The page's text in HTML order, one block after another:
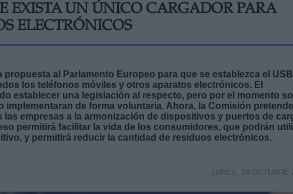
EXISTA UN ÚNICO CARGADOR PARA
ELECTRÓNICOS
al Parlamento Europeo para que se establezca el
los teléfonos móviles y otros aparatos electrónicos. El
establecer una legislación al respecto, pero por el momento
implementaran de forma voluntaria. Ahora, la Comisión pretende
empresas a la armonización de dispositivos y puertos de
permitirá facilitar la vida de los consumidores, que podrán
y permitirá reducir la cantidad de residuos electrónicos.
LUNES, 18 OCTUBRE